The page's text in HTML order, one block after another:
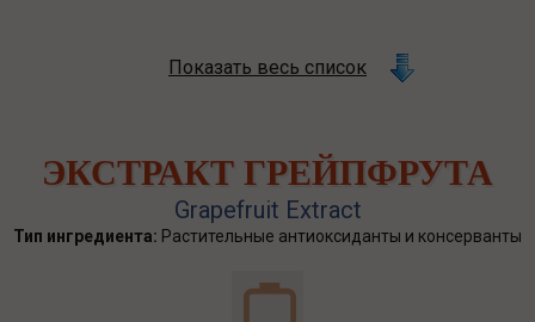
Показать весь список
ЭКСТРАКТ ГРЕЙПФРУТА
Grapefruit Extract
Тип ингредиента: Растительные антиоксиданты и консерванты